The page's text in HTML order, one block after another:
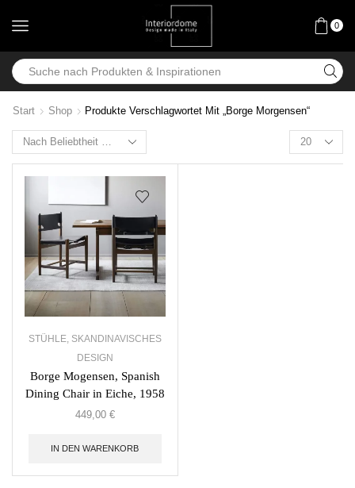
0
Start Shop Produkte Verschlagwortet Mit „Borge Morgensen“
STÜHLE, SKANDINAVISCHES
DESIGN
Borge Mogensen, Spanish
Dining Chair in Eiche, 1958
449,00 €
IN DEN WARENKORB